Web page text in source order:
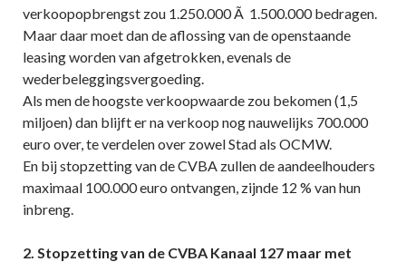
verkoopopbrengst zou 1.250.000 Ã 1.500.000 bedragen.
Maar daar moet dan de aflossing van de openstaande
leasing worden van afgetrokken, evenals de
wederbeleggingsvergoeding.
Als men de hoogste verkoopwaarde zou bekomen (1,5
miljoen) dan blijft er na verkoop nog nauwelijks 700.000
euro over, te verdelen over zowel Stad als OCMW.
En bij stopzetting van de CVBA zullen de aandeelhouders
maximaal 100.000 euro ontvangen, zijnde 12 % van hun
inbreng.
2. Stopzetting van de CVBA Kanaal 127 maar met